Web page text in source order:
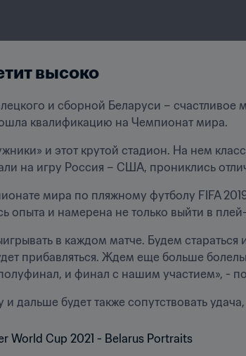
высоко
и сборной Беларуси – счастливое
квалификацию на Чемпионат мира.
и этот крутой стадион. На нем
на игру Россия – США, прониклись
мира по пляжному футболу FIFA
опыта и намерена не только выйти в
в каждом матче. Будем
прибавляться. Ждем еще больше
и финал с нашим участием», -
дальше будет также сопутствовать